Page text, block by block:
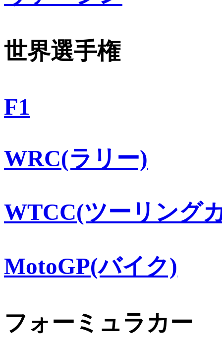
世界選手権
F1
WRC(ラリー)
WTCC(ツーリング
MotoGP(バイク)
フォーミュラカー